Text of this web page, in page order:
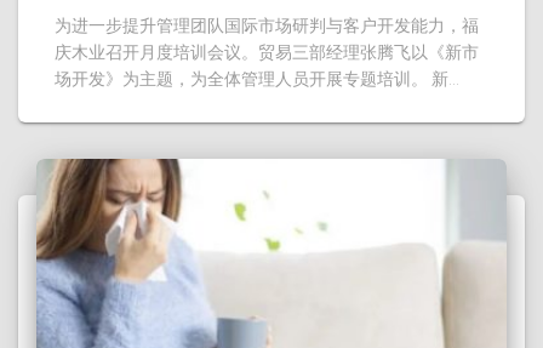
为进一步提升管理团队国际市场研判与客户开发能力，福
庆木业召开月度培训会议。贸易三部经理张腾飞以《新市
场开发》为主题，为全体管理人员开展专题培训。 新…